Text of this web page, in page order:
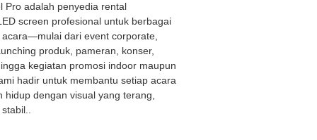
Pro adalah penyedia rental
screen profesional untuk berbagai
acara—mulai dari event corporate,
produk, pameran, konser,
kegiatan promosi indoor maupun
hadir untuk membantu setiap acara
hidup dengan visual yang terang,